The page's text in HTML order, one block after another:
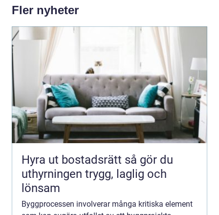
Fler nyheter
Hyra ut bostadsrätt så gör du
uthyrningen trygg, laglig och
lönsam
Byggprocessen involverar många kritiska element